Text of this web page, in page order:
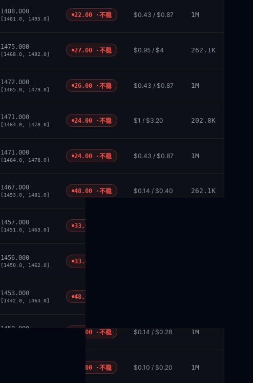
1488.000
[1481.0, 1495.0]
22.00 ·不稳 $0.43 / $0.87 1M
1475.000
[1468.0, 1482.0]
27.00 ·不稳 $0.95 / $4 262.1K
1472.000
[1465.0, 1479.0]
26.00 ·不稳 $0.43 / $0.87 1M
1471.000
[1464.0, 1478.0]
24.00 ·不稳 $1 / $3.20 202.8K
1471.000
[1464.0, 1478.0]
24.00 ·不稳 $0.43 / $0.87 1M
1467.000
[1453.0, 1481.0]
48.00 ·不稳 $0.14 / $0.40 262.1K
1457.000
[1451.0, 1463.0]
33.00 ·
1456.000
[1450.0, 1462.0]
33.00 ·
1453.000
[1442.0, 1464.0]
48.00 ·
1450.000 42.00 ·不稳 $0.14 / $0.28 1M
43.00 ·不稳 $0.10 / $0.20 1M